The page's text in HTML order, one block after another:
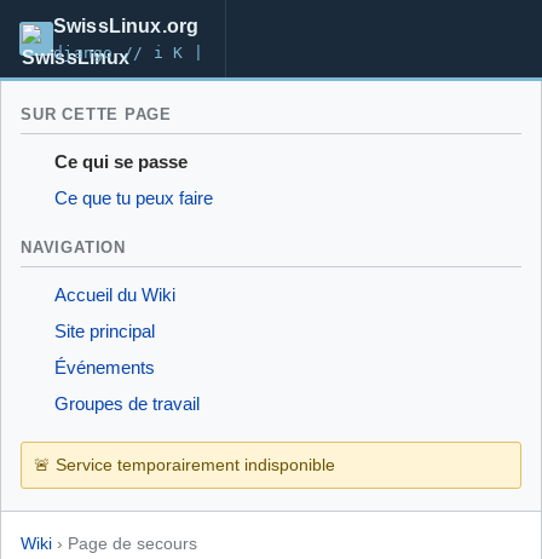
SwissLinux.org
django-// i K |
SUR CETTE PAGE
Ce qui se passe
Ce que tu peux faire
NAVIGATION
Accueil du Wiki
Site principal
Événements
Groupes de travail
🚨 Service temporairement indisponible
Wiki › Page de secours